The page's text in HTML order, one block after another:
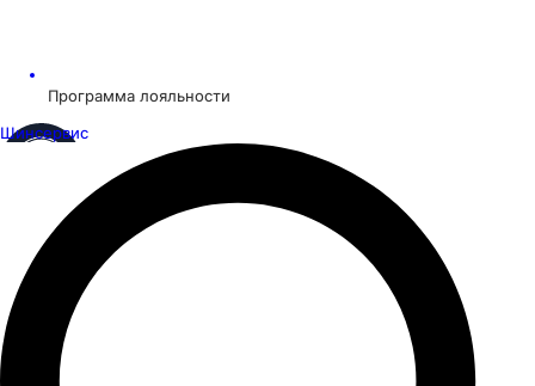
Программа лояльности
Шинсервис